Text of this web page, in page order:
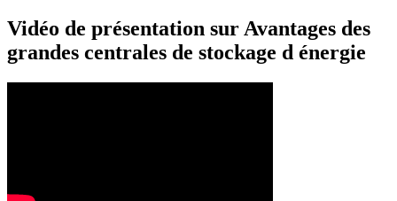
Vidéo de présentation sur Avantages des
grandes centrales de stockage d énergie